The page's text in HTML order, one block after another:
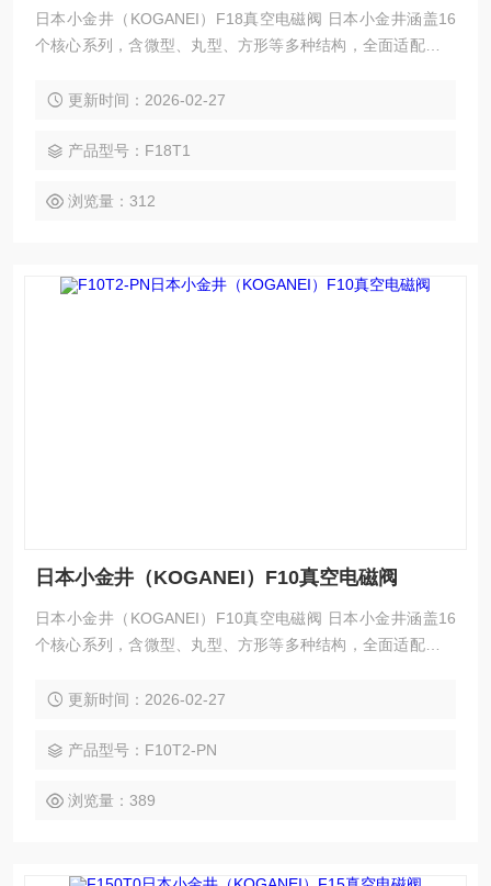
日本小金井（KOGANEI）F18真空电磁阀 日本小金井涵盖16
个核心系列，含微型、丸型、方形等多种结构，全面适配不同
片设计，无卡滞、低泄漏、免润滑，兼具紧凑轻量化、低能
供精准可靠的真空控制解决方案，助力企业优化设备、提升效
更新时间：2026-02-27
产品型号：F18T1
浏览量：312
日本小金井（KOGANEI）F10真空电磁阀
日本小金井（KOGANEI）F10真空电磁阀 日本小金井涵盖16
个核心系列，含微型、丸型、方形等多种结构，全面适配不同
片设计，无卡滞、低泄漏、免润滑，兼具紧凑轻量化、低能
供精准可靠的真空控制解决方案，助力企业优化设备、提升效
更新时间：2026-02-27
产品型号：F10T2-PN
浏览量：389